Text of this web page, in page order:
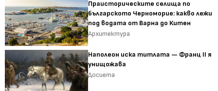
Праисторическите селища по
българското Черноморие: какво лежи
под водата от Варна до Китен
Архитектура
Наполеон иска титлата — Франц II я
унищожава
Досиета